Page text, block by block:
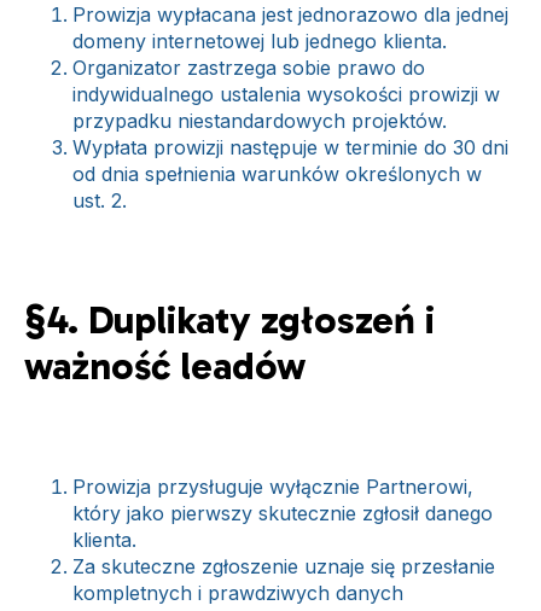
Prowizja wypłacana jest jednorazowo dla jednej
domeny internetowej lub jednego klienta.
Organizator zastrzega sobie prawo do
indywidualnego ustalenia wysokości prowizji w
przypadku niestandardowych projektów.
Wypłata prowizji następuje w terminie do 30 dni
od dnia spełnienia warunków określonych w
ust. 2.
§4. Duplikaty zgłoszeń i
ważność leadów
Prowizja przysługuje wyłącznie Partnerowi,
który jako pierwszy skutecznie zgłosił danego
klienta.
Za skuteczne zgłoszenie uznaje się przesłanie
kompletnych i prawdziwych danych